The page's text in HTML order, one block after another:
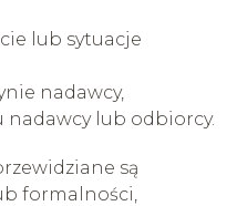
lub sytuacje
nadawcy,
nadawcy lub odbiorcy.
są
formalności,